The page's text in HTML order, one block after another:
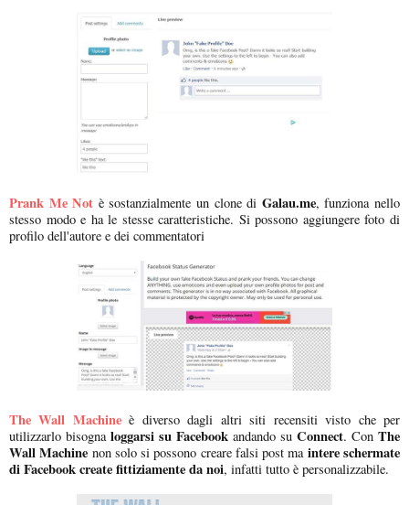
Prank Me Not è sostanzialmente un clone di Galau.me, funziona nello
stesso modo e ha le stesse caratteristiche. Si possono aggiungere foto di
profilo dell'autore e dei commentatori
The Wall Machineè diverso dagli altri siti recensiti visto che per
utilizzarlo bisognaloggarsi su Facebook andando su Connect. Con The
Wall Machine non solo si possono creare falsi post ma intere schermate
di Facebook create fittiziamente da noi, infatti tutto è personalizzabile.